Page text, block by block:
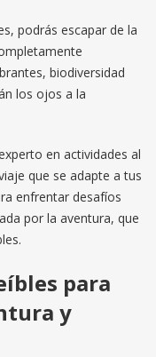
podrás escapar de la
biodiversidad
los ojos a la
en actividades al
que se adapte a tus
enfrentar desafíos
por la aventura, que
para
y